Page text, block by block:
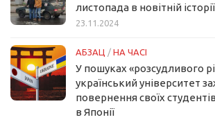
листопада в новітній
23.11.2024
АБЗАЦ / НА ЧАСІ
У пошуках «розсудливого
український університет
повернення своїх
в Японії